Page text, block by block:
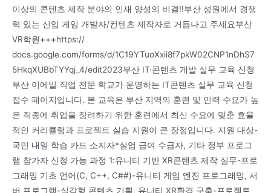
이상의 콘텐츠 제작 분야의 인재 양성의 비결!!부산 성원에서 경쟁
력 있는 신입 게임 개발자/컨텐츠 제작자로 거듭나고 주세요부산
VR학원+++https://
docs.google.com/forms/d/1C19YTuoXxii8f7pkW02CNP1nDhS7
5HkqXUBbTYYqj_4/edit2023부산 IT·콘텐츠 개발 실무 교육 신청
부산 이에일 직업 전문 학교가 운영하는 IT콘텐츠 실무 교육 신청
접수 페이지입니다. 본 교육은 부산 지역의 훈련 및 인력 수요가 높
은 직종에 취업을 장려하기 위한 훈련에서 최신 수요에 맞춘 효율
적인 커리큘럼과 프로젝트 실습 지원이 큰 장점입니다. 지원 대상-
국민 내일 학습 카드 소지자*실업 급여 수급자, 기타 정부 프로그
램 참가자 신청 가능 과정 1:유니티 기반 XR콘텐츠 제작 실무-프로
그래밍 기초 언어(C, C++, C##)-유니티 게임 엔진 프로그래밍, 서
버 프로그램-실감형 콘텐츠 기획, 유니티 XR환경 구축-프로젝트